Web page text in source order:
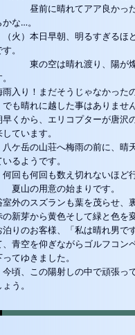
前に晴れてアア良かった…
な…。
火）本日早朝、明るすぎるほ
。
の空は晴れ渡り、陽が燦
雨入り！まだそうじゃなかった
も晴れに越した事はありません
早くから、エリコプターが唐沢
ています。
ケ岳の山荘へ梅雨の前に、晴
るようです。
回も何回も数え切れないほど行
山の用意の始まりです。
室外のスズランも葉を茂らせ、
の新芽から黄色そして緑と色を
泊りのお客様、「私は晴れ男で
、青空を仰ぎながらゴルフコン
ってゆきました。
頃、この陽射しの中で頑張っ
う。